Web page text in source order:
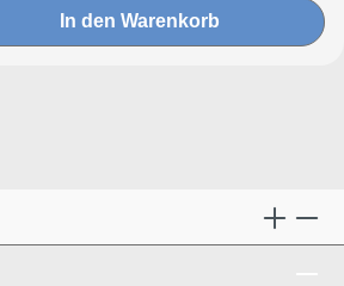
In den Warenkorb